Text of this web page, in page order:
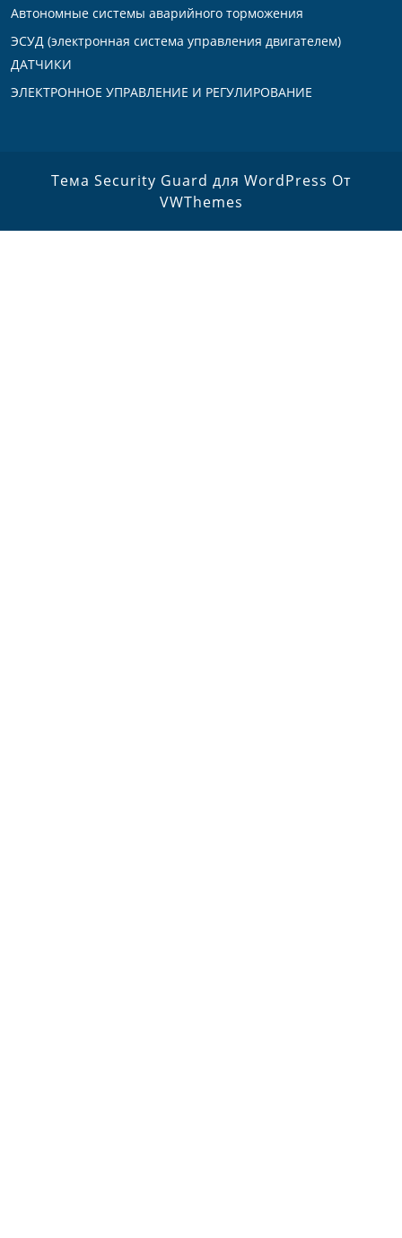
Автономные системы аварийного торможения
ЭСУД (электронная система управления двигателем)
ДАТЧИКИ
ЭЛЕКТРОННОЕ УПРАВЛЕНИЕ И РЕГУЛИРОВАНИЕ
Тема Security Guard для WordPress От
VWThemes